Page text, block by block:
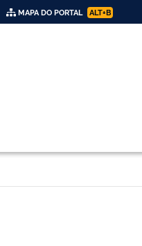
MAPA DO PORTAL ALT+B